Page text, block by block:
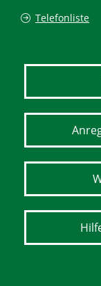
Telefonliste